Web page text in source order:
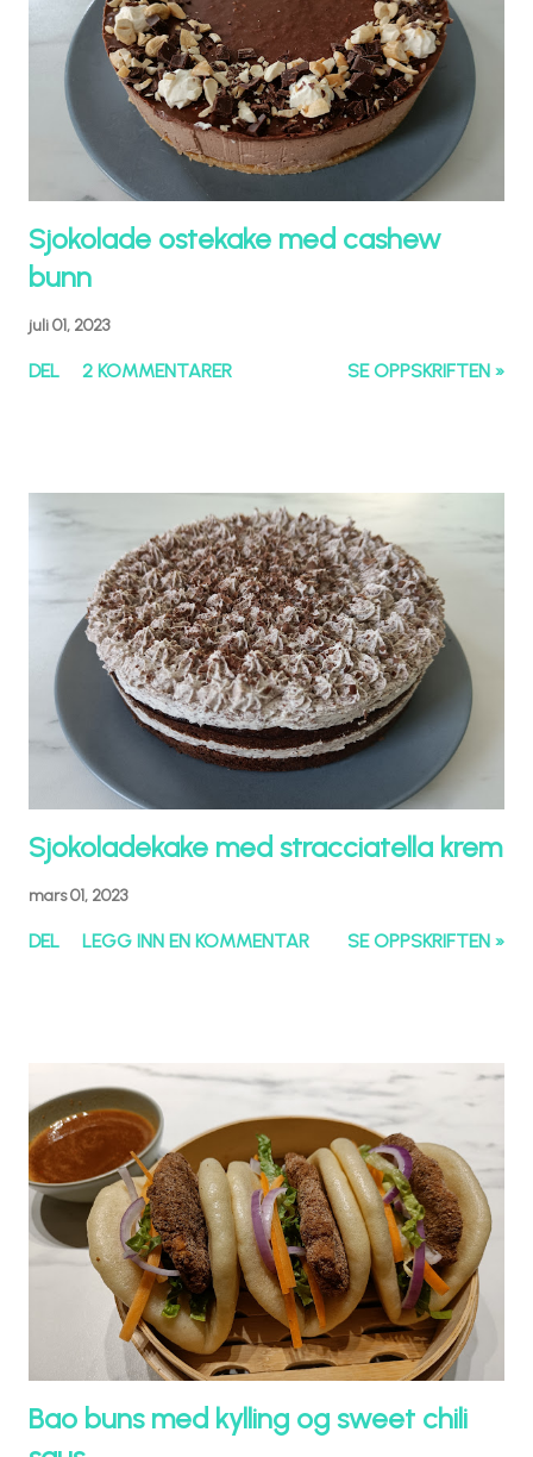
Sjokolade ostekake med cashew
bunn
juli 01, 2023
DEL 2 KOMMENTARER SE OPPSKRIFTEN »
Sjokoladekake med stracciatella krem
mars 01, 2023
DEL LEGG INN EN KOMMENTAR SE OPPSKRIFTEN »
Bao buns med kylling og sweet chili